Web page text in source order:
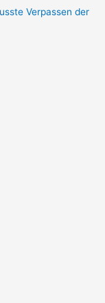
Verpassen der